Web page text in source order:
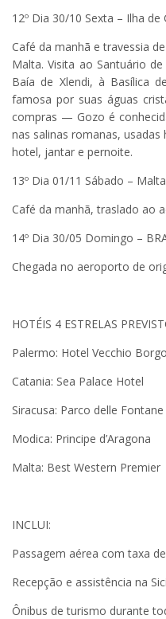
12º Dia 30/10 Sexta – Ilha de
Café da manhã e travessia
Malta. Visita ao Santuário
Baía de Xlendi, à Basílica
famosa por suas águas
compras — Gozo é
nas salinas romanas,
hotel, jantar e pernoite.
13º Dia 01/11 Sábado –
Café da manhã, traslado ao
14º Dia 30/05 Domingo –
Chegada no aeroporto de
HOTÉIS 4 ESTRELAS
Palermo: Hotel Vecchio Borgo
Catania: Sea Palace Hotel
Siracusa: Parco delle Fontane
Modica: Principe d’Aragona
Malta: Best Western Premier
INCLUI:
Passagem aérea com taxa
Recepção e assistência na
Ônibus de turismo durante